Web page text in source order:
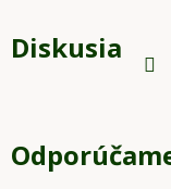
Diskusia